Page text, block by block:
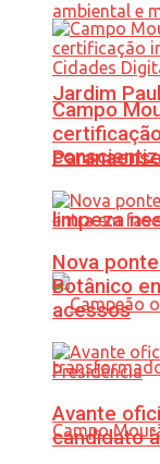
Jardim
limpeza
Campo
Nova
Botânico
acessos
Avante
candidato